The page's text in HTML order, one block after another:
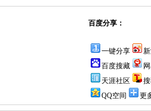
百度分享：
一键分享
百度搜藏
天涯社区
QQ空间
更